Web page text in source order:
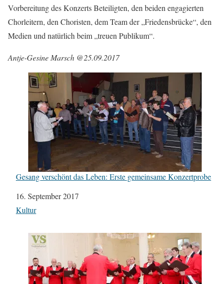
Vorbereitung des Konzerts Beteiligten, den beiden engagierten
Chorleitern, den Choristen, dem Team der „Friedensbrücke“, den
Medien und natürlich beim „treuen Publikum“.
Antje-Gesine Marsch @25.09.2017
Gesang verschönt das Leben: Erste gemeinsame Konzertprobe
Datum
16. September 2017
In Bezug auf
Kultur